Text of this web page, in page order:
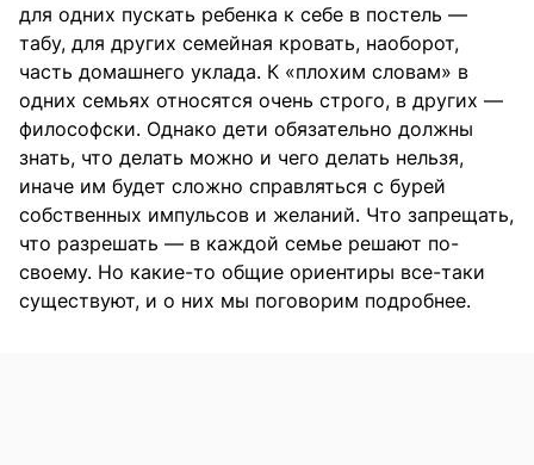
для одних пускать ребенка к себе в постель —
табу, для других семейная кровать, наоборот,
часть домашнего уклада. К «плохим словам» в
одних семьях относятся очень строго, в других —
философски. Однако дети обязательно должны
знать, что делать можно и чего делать нельзя,
иначе им будет сложно справляться с бурей
собственных импульсов и желаний. Что запрещать,
что разрешать — в каждой семье решают по-
своему. Но какие-то общие ориентиры все-таки
существуют, и о них мы поговорим подробнее.